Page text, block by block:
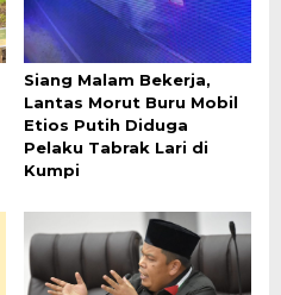
Siang Malam Bekerja,
Lantas Morut Buru Mobil
Etios Putih Diduga
Pelaku Tabrak Lari di
Kumpi